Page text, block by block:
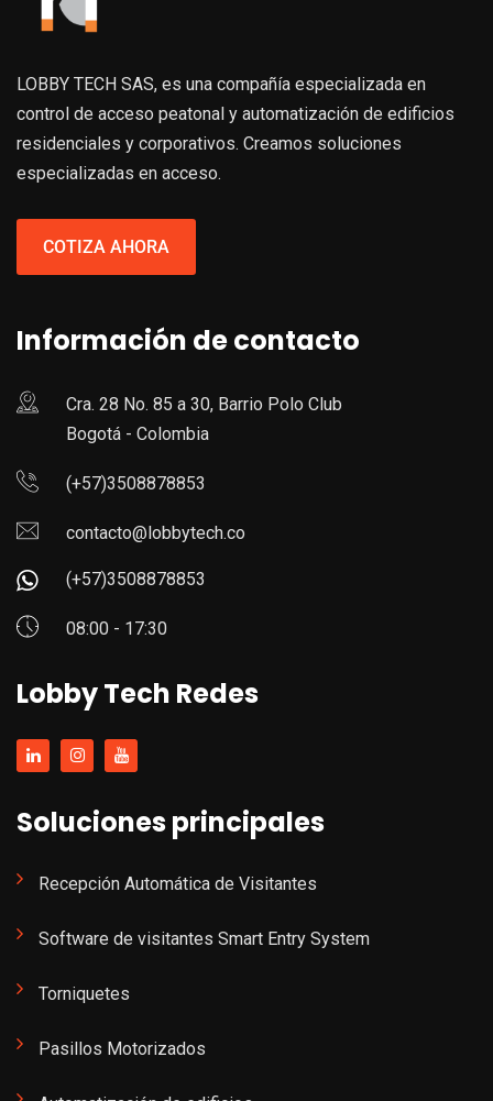
LOBBY TECH SAS, es una compañía especializada en
control de acceso peatonal y automatización de edificios
residenciales y corporativos. Creamos soluciones
especializadas en acceso.
COTIZA AHORA
Información de contacto
Cra. 28 No. 85 a 30, Barrio Polo Club
Bogotá - Colombia
(+57)3508878853
contacto@lobbytech.co
(+57)3508878853
08:00 - 17:30
Lobby Tech Redes
Soluciones principales
Recepción Automática de Visitantes
Software de visitantes Smart Entry System
Torniquetes
Pasillos Motorizados